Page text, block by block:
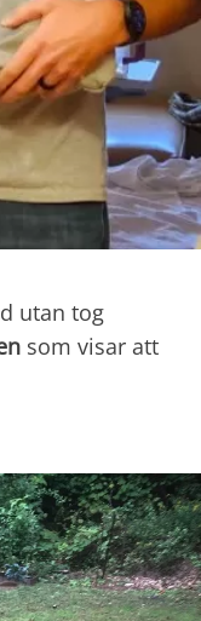
utan tog
som visar att